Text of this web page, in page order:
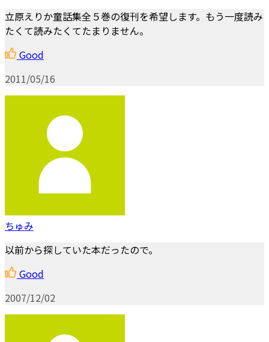
立原えりか童話集全５巻の復刊を希望します。もう一度読み
たくて読みたくてたまりません。
Good
2011/05/16
ちゅみ
以前から探していた本だったので。
Good
2007/12/02